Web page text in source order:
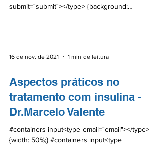
submit="submit"></type> {background:
16 de nov. de 2021 1 min de leitura
Aspectos práticos no
tratamento com insulina -
Dr.Marcelo Valente
#containers input<type email="email"></type>
{width: 50%;} #containers input<type